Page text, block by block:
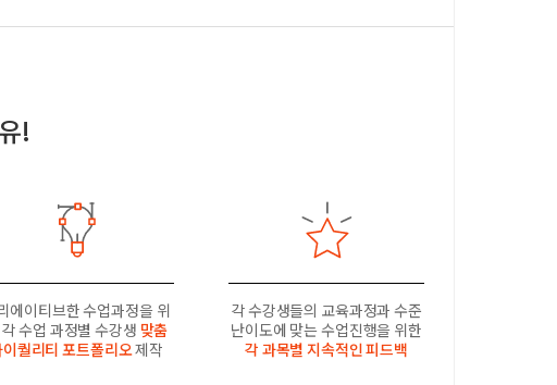
!
에이티브한 수업과정을 위
수업 과정별 수강생 맞춤
퀄리티 포트폴리오제작
각 수강생들의 교육과정과 수준
난이도에 맞는 수업진행을 위한
각 과목별 지속적인 피드백